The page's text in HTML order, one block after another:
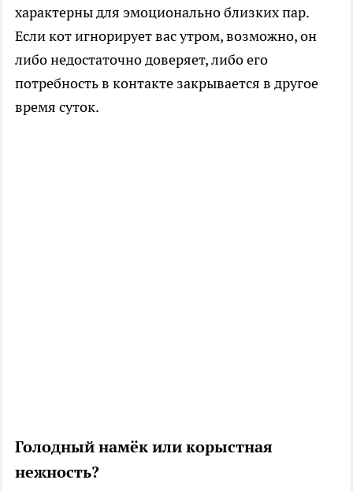
характерны для эмоционально близких пар.
Если кот игнорирует вас утром, возможно, он
либо недостаточно доверяет, либо его
потребность в контакте закрывается в другое
время суток.
Голодный намёк или корыстная
нежность?